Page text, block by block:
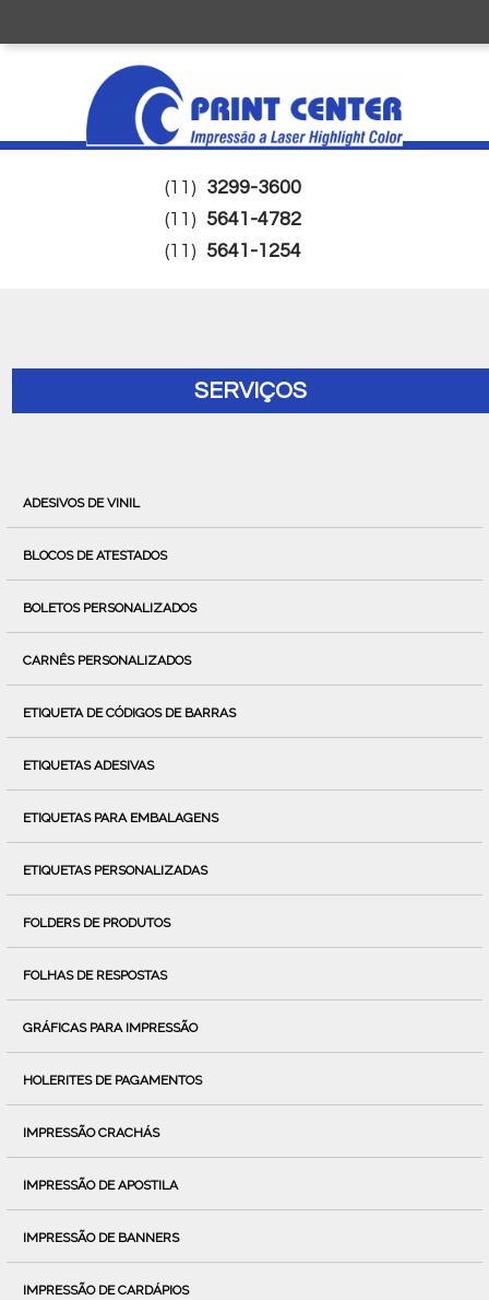
(11) 3299-3600
(11) 5641-4782
(11) 5641-1254
SERVIÇOS
ADESIVOS DE VINIL
BLOCOS DE ATESTADOS
BOLETOS PERSONALIZADOS
CARNÊS PERSONALIZADOS
ETIQUETA DE CÓDIGOS DE BARRAS
ETIQUETAS ADESIVAS
ETIQUETAS PARA EMBALAGENS
ETIQUETAS PERSONALIZADAS
FOLDERS DE PRODUTOS
FOLHAS DE RESPOSTAS
GRÁFICAS PARA IMPRESSÃO
HOLERITES DE PAGAMENTOS
IMPRESSÃO CRACHÁS
IMPRESSÃO DE APOSTILA
IMPRESSÃO DE BANNERS
IMPRESSÃO DE CARDÁPIOS